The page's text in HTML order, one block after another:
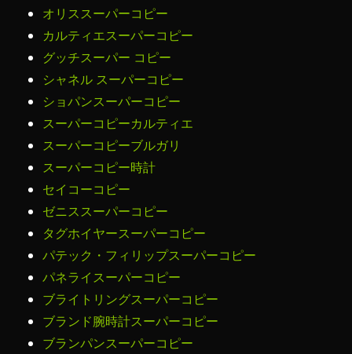
オリススーパーコピー
カルティエスーパーコピー
グッチスーパー コピー
シャネル スーパーコピー
ショパンスーパーコピー
スーパーコピーカルティエ
スーパーコピーブルガリ
スーパーコピー時計
セイコーコピー
ゼニススーパーコピー
タグホイヤースーパーコピー
パテック・フィリップスーパーコピー
パネライスーパーコピー
ブライトリングスーパーコピー
ブランド腕時計スーパーコピー
ブランパンスーパーコピー